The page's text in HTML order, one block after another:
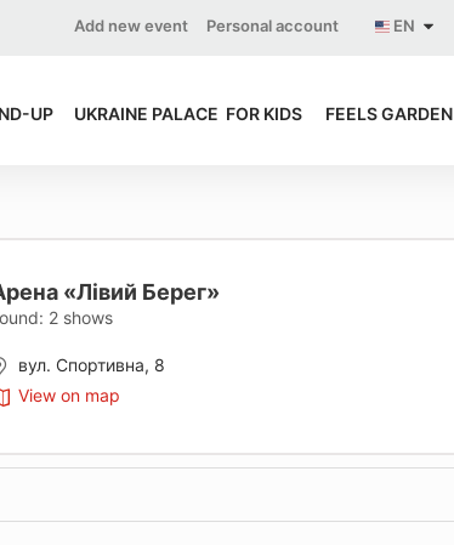
EN
Personal account
Add new event
UP UKRAINE PALACE FOR KIDS FEELS GARDEN
«Лівий Берег»
2 shows
вул. Спортивна, 8
View on map